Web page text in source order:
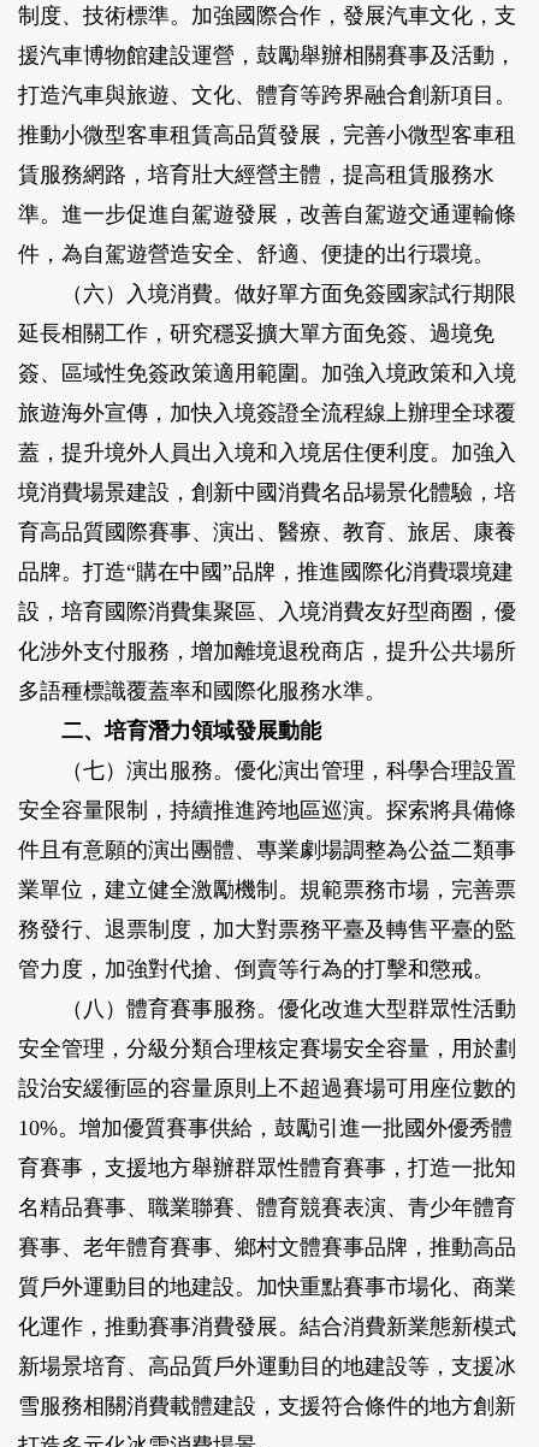
制度、技術標準。加強國際合作，發展汽車文化，支
援汽車博物館建設運營，鼓勵舉辦相關賽事及活動，
打造汽車與旅遊、文化、體育等跨界融合創新項目。
推動小微型客車租賃高品質發展，完善小微型客車租
賃服務網路，培育壯大經營主體，提高租賃服務水
準。進一步促進自駕遊發展，改善自駕遊交通運輸條
件，為自駕遊營造安全、舒適、便捷的出行環境。
（六）入境消費。 做好單方面免簽國家試行期限
延長相關工作，研究穩妥擴大單方面免簽、過境免
簽、區域性免簽政策適用範圍。加強入境政策和入境
旅遊海外宣傳，加快入境簽證全流程線上辦理全球覆
蓋，提升境外人員出入境和入境居住便利度。加強入
境消費場景建設，創新中國消費名品場景化體驗，培
育高品質國際賽事、演出、醫療、教育、旅居、康養
品牌。打造“購在中國”品牌，推進國際化消費環境建
設，培育國際消費集聚區、入境消費友好型商圈，優
化涉外支付服務，增加離境退稅商店，提升公共場所
多語種標識覆蓋率和國際化服務水準。
二、培育潛力領域發展動能
（七）演出服務。 優化演出管理，科學合理設置
安全容量限制，持續推進跨地區巡演。探索將具備條
件且有意願的演出團體、專業劇場調整為公益二類事
業單位，建立健全激勵機制。規範票務市場，完善票
務發行、退票制度，加大對票務平臺及轉售平臺的監
管力度，加強對代搶、倒賣等行為的打擊和懲戒。
（八）體育賽事服務。 優化改進大型群眾性活動
安全管理，分級分類合理核定賽場安全容量，用於劃
設治安緩衝區的容量原則上不超過賽場可用座位數的
10%。增加優質賽事供給，鼓勵引進一批國外優秀體
育賽事，支援地方舉辦群眾性體育賽事，打造一批知
名精品賽事、職業聯賽、體育競賽表演、青少年體育
賽事、老年體育賽事、鄉村文體賽事品牌，推動高品
質戶外運動目的地建設。加快重點賽事市場化、商業
化運作，推動賽事消費發展。結合消費新業態新模式
新場景培育、高品質戶外運動目的地建設等，支援冰
雪服務相關消費載體建設，支援符合條件的地方創新